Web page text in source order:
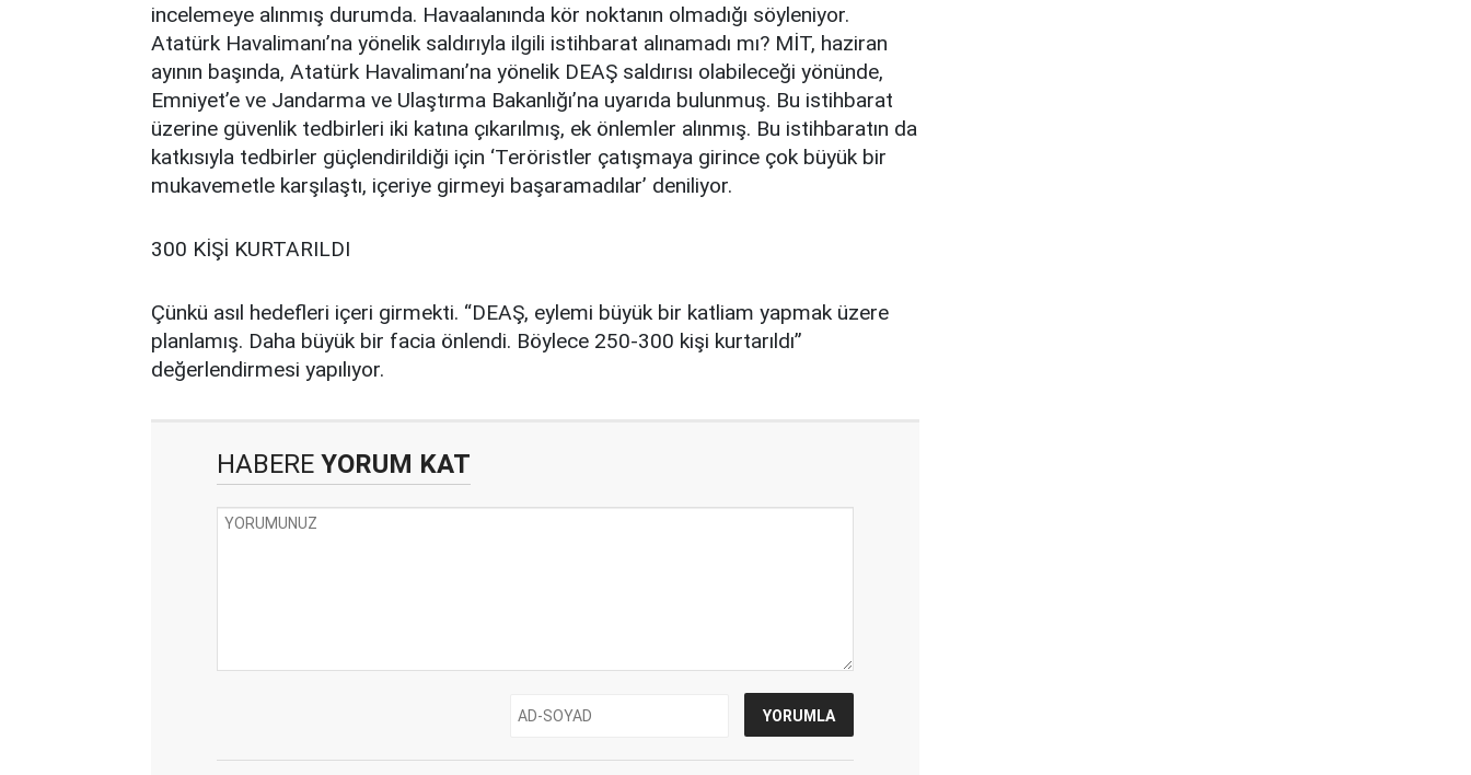
incelemeye alınmış durumda. Havaalanında kör noktanın olmadığı söyleniyor.
Atatürk Havalimanı’na yönelik saldırıyla ilgili istihbarat alınamadı mı? MİT, haziran
ayının başında, Atatürk Havalimanı’na yönelik DEAŞ saldırısı olabileceği yönünde,
Emniyet’e ve Jandarma ve Ulaştırma Bakanlığı’na uyarıda bulunmuş. Bu istihbarat
üzerine güvenlik tedbirleri iki katına çıkarılmış, ek önlemler alınmış. Bu istihbaratın da
katkısıyla tedbirler güçlendirildiği için ‘Teröristler çatışmaya girince çok büyük bir
mukavemetle karşılaştı, içeriye girmeyi başaramadılar’ deniliyor.
300 KİŞİ KURTARILDI
Çünkü asıl hedefleri içeri girmekti. “DEAŞ, eylemi büyük bir katliam yapmak üzere
planlamış. Daha büyük bir facia önlendi. Böylece 250-300 kişi kurtarıldı”
değerlendirmesi yapılıyor.
HABERE YORUM KAT